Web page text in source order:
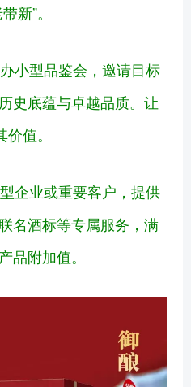
新”。
小型品鉴会，邀请目标
史底蕴与卓越品质。让
值。
企业或重要客户，提供
名酒标等专属服务，满
品附加值。